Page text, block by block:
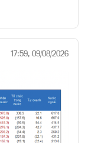
17:59, 09/08/2026